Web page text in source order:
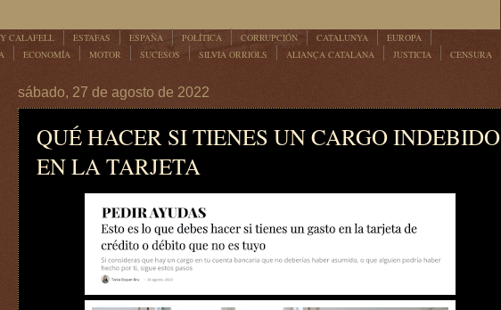
CALAFELL ESTAFAS ESPAÑA POLÍTICA CORRUPCIÓN CATALUNYA
EUROPA
ECONOMÍA MOTOR SUCESOS SILVIA ORRIOLS ALIANÇA CATALANA JUSTICIA
CENSURA
sábado, 27 de agosto de 2022
QUÉ HACER SI TIENES UN CARGO INDEBIDO
EN LA TARJETA